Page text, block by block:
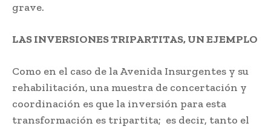
grave.
LAS INVERSIONES TRIPARTITAS, UN EJEMPLO
Como en el caso de la Avenida Insurgentes y su
rehabilitación, una muestra de concertación y
coordinación es que la inversión para esta
transformación es tripartita; es decir, tanto el